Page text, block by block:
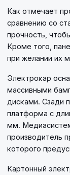
Как отмечает
сравнению со
прочность,
Кроме того,
при желании их
Электрокар
массивными
дисками. Сзади
платформа с
мм.
производитель
которого
Картонный